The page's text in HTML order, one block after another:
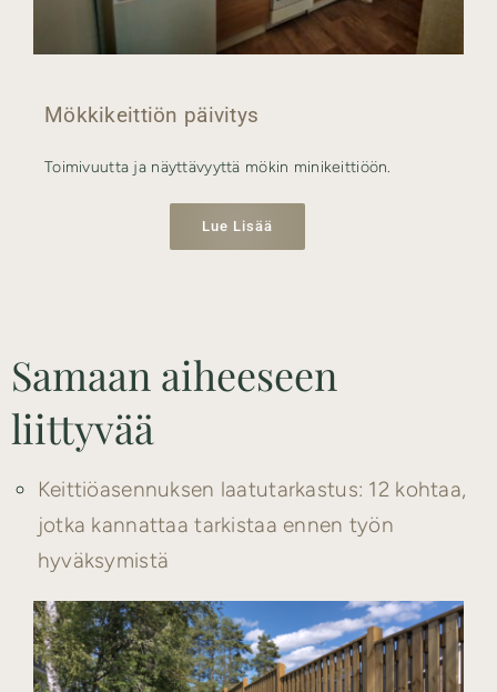
Mökkikeittiön päivitys
Toimivuutta ja näyttävyyttä mökin minikeittiöön.
Lue Lisää
Samaan aiheeseen
liittyvää
Keittiöasennuksen laatutarkastus: 12 kohtaa,
jotka kannattaa tarkistaa ennen työn
hyväksymistä